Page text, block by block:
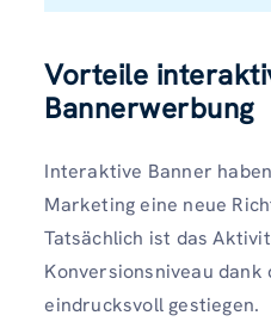
Vorteile
Bannerwerbung
Interaktive Banner
Marketing eine neue
Tatsächlich ist das
Konversionsniveau dank
eindrucksvoll gestiegen.